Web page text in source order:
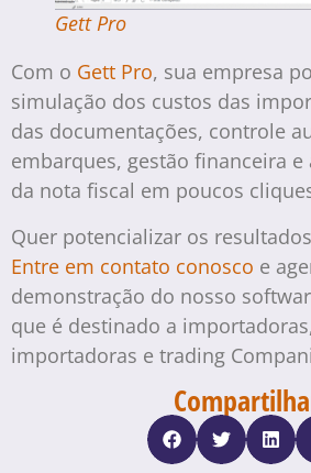
Gett Pro
Com o Gett Pro, sua empresa
simulação dos custos das
das documentações, controle
embarques, gestão financeira e
da nota fiscal em poucos
Quer potencializar os
Entre em contato conosco e
demonstração do nosso
que é destinado a
importadoras e trading